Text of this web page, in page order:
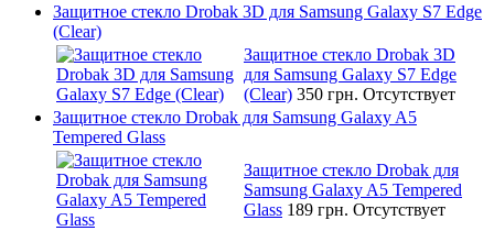
Защитное стекло Drobak 3D для Samsung Galaxy S7 Edge
(Clear)
Защитное стекло Drobak 3D
для Samsung Galaxy S7 Edge
(Clear) 350 грн. Отсутствует
Защитное стекло Drobak для Samsung Galaxy A5
Tempered Glass
Защитное стекло Drobak для
Samsung Galaxy A5 Tempered
Glass 189 грн. Отсутствует